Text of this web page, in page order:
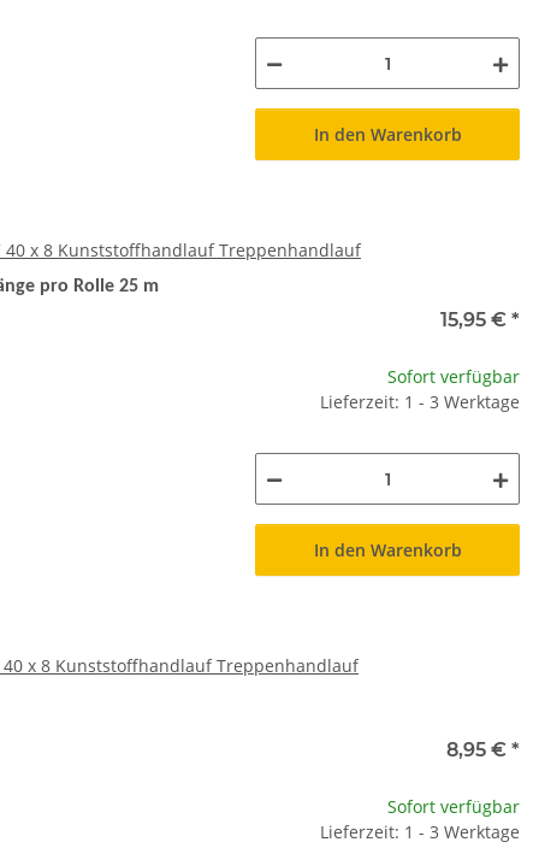
In den Warenkorb
40 x 8 Kunststoffhandlauf Treppenhandlauf
pro Rolle 25 m
15,95 € *
Sofort verfügbar
Lieferzeit: 1 - 3 Werktage
In den Warenkorb
x 8 Kunststoffhandlauf Treppenhandlauf
8,95 € *
Sofort verfügbar
Lieferzeit: 1 - 3 Werktage